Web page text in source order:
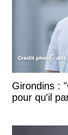
Girondins :
pour qu'il